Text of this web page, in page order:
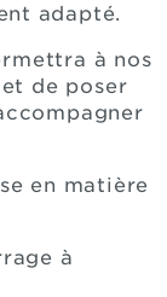
adapté.
à nos
de poser
en matière
à